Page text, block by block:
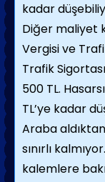
kadar
Diğer maliyet
Vergisi ve
Trafik
500 TL.
TL’ye kadar
Araba
sınırlı
kalemlere